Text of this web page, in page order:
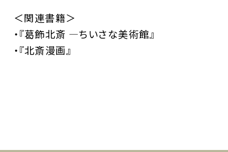
＜関連書籍＞
・『葛飾北斎 ―ちいさな美術館』
・『北斎漫画』